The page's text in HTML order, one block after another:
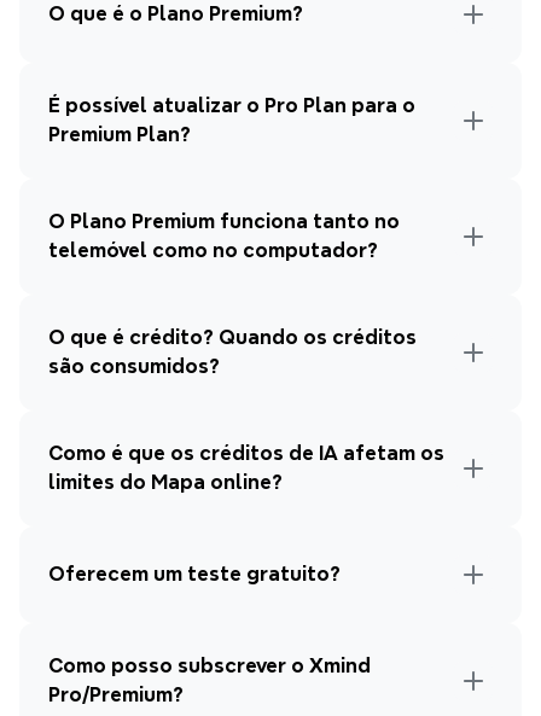
O que é o Plano Premium?
É possível atualizar o Pro Plan para o
Premium Plan?
O Plano Premium funciona tanto no
telemóvel como no computador?
O que é crédito? Quando os créditos
são consumidos?
Como é que os créditos de IA afetam os
limites do Mapa online?
Oferecem um teste gratuito?
Como posso subscrever o Xmind
Pro/Premium?